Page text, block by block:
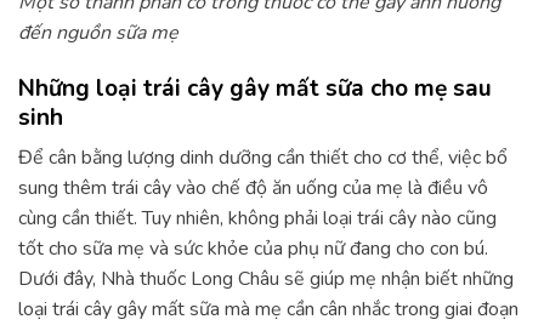
đến nguồn sữa mẹ
Những loại trái cây gây mất sữa cho mẹ sau
sinh
Để cân bằng lượng dinh dưỡng cần thiết cho cơ thể, việc bổ
sung thêm trái cây vào chế độ ăn uống của mẹ là điều vô
cùng cần thiết. Tuy nhiên, không phải loại trái cây nào cũng
tốt cho sữa mẹ và sức khỏe của phụ nữ đang cho con bú.
Dưới đây, Nhà thuốc Long Châu sẽ giúp mẹ nhận biết những
loại trái cây gây mất sữa mà mẹ cần cân nhắc trong giai đoạn